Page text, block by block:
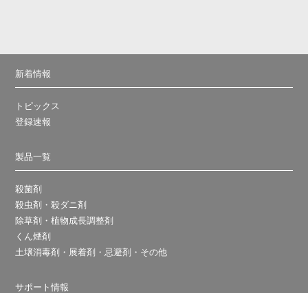
新着情報
トピックス
登録速報
製品一覧
殺菌剤
殺虫剤・殺ダニ剤
除草剤・植物成長調整剤
くん煙剤
土壌消毒剤・展着剤・忌避剤・その他
サポート情報